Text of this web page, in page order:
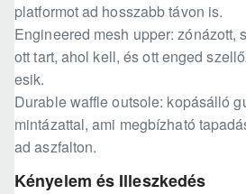
platformot ad hosszabb távon is.
Engineered mesh upper: zónázott,
ott tart, ahol kell, és ott enged
esik.
Durable waffle outsole: kopásálló
mintázattal, ami megbízható
ad aszfalton.
Kényelem és Illeszkedés